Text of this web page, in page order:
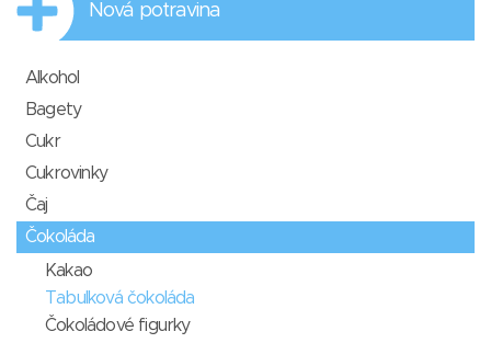
Nová potravina
Alkohol
Bagety
Cukr
Cukrovinky
Čaj
Čokoláda
Kakao
Tabulková čokoláda
Čokoládové figurky